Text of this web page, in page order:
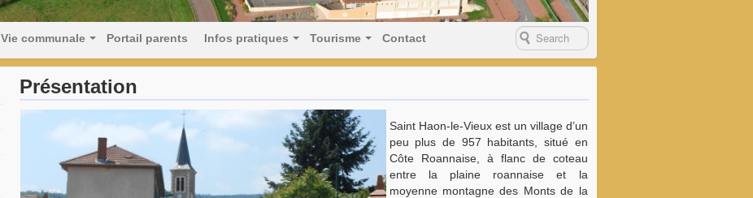
Vie communale Portail parents Infos pratiques Tourisme Contact
Présentation
Saint Haon-le-Vieux est un village d’un
peu plus de 957 habitants, situé en
Côte Roannaise, à flanc de coteau
entre la plaine roannaise et la
moyenne montagne des Monts de la